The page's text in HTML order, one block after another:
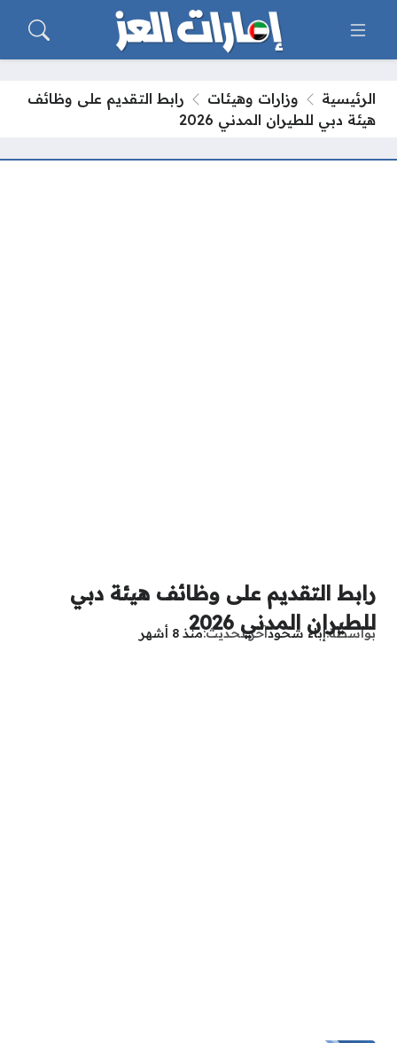
الرئيسية وزارات وهيئات
رابط التقديم على وظائف
هيئة دبي للطيران المدني 2026
رابط التقديم على وظائف هيئة دبي
للطيران المدني 2026
بواسطةإباء شحودآخر تحديثمنذ 8 أشهر